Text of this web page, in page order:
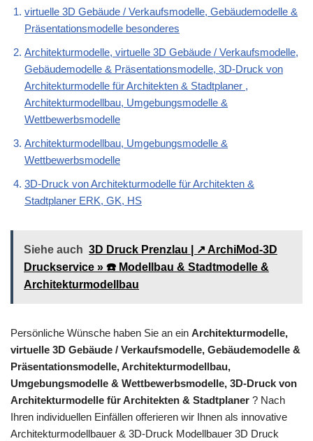
virtuelle 3D Gebäude / Verkaufsmodelle, Gebäudemodelle &
Präsentationsmodelle besonderes
Architekturmodelle, virtuelle 3D Gebäude / Verkaufsmodelle,
Gebäudemodelle & Präsentationsmodelle, 3D-Druck von
Architekturmodelle für Architekten & Stadtplaner ,
Architekturmodellbau, Umgebungsmodelle &
Wettbewerbsmodelle
Architekturmodellbau, Umgebungsmodelle &
Wettbewerbsmodelle
3D-Druck von Architekturmodelle für Architekten &
Stadtplaner ERK, GK, HS
Siehe auch 3D Druck Prenzlau | ↗️ ArchiMod-3D
Druckservice » ☎️ Modellbau & Stadtmodelle &
Architekturmodellbau
Persönliche Wünsche haben Sie an ein Architekturmodelle,
virtuelle 3D Gebäude / Verkaufsmodelle, Gebäudemodelle &
Präsentationsmodelle, Architekturmodellbau,
Umgebungsmodelle & Wettbewerbsmodelle, 3D-Druck von
Architekturmodelle für Architekten & Stadtplaner ? Nach
Ihren individuellen Einfällen offerieren wir Ihnen als innovative
Architekturmodellbauer & 3D-Druck Modellbauer 3D Druck